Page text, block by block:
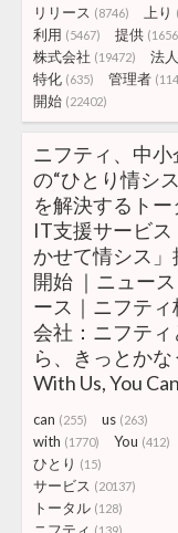
リリース (8746) 上り
利用 (5467) 提供
株式会社 (19472) 法人
特化 (635) 管理者
開始 (22402)
ニフティ、中小
の“ひとり情シ
を解決するトー
IT支援サービス
かせて情シス」
開始 ｜ニュース
ース｜ニフティ
会社：ニフティ
ら、きっとかな
With Us, You
can (255) us (263)
with (1770) You (412)
ひとり (15)
サービス (20137)
トータル (128)